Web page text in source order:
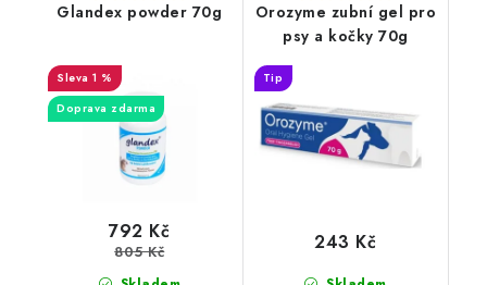
Glandex powder 70g
1 %
Doprava zdarma
792 Kč
805 Kč
Orozyme zubní gel pro
psy a kočky 70g
Tip
243 Kč